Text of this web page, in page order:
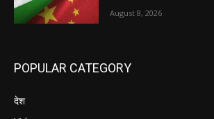
August 8, 2026
POPULAR CATEGORY
देश